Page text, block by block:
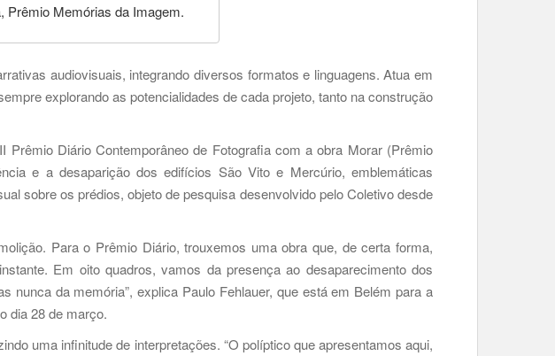
Prêmio Memórias da Imagem.
audiovisuais, integrando diversos formatos e linguagens. Atua em
explorando as potencialidades de cada projeto, tanto na construção
Prêmio Diário Contemporâneo de Fotografia com a obra Morar (Prêmio
e a desaparição dos edifícios São Vito e Mercúrio, emblemáticas
sobre os prédios, objeto de pesquisa desenvolvido pelo Coletivo desde
Para o Prêmio Diário, trouxemos uma obra que, de certa forma,
Em oito quadros, vamos da presença ao desaparecimento dos
da memória”, explica Paulo Fehlauer, que está em Belém para a
dia 28 de março.
uma infinitude de interpretações. “O políptico que apresentamos aqui,